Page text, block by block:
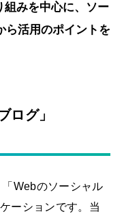
組みを中心に、ソー
ら活用のポイントを
グ」
Webのソーシャル
ーションです。当